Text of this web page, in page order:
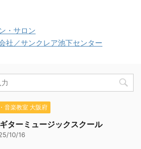
・サロン
社／サンクレア池下センター
音楽教室 大阪府
ターミュージックスクール
10/16